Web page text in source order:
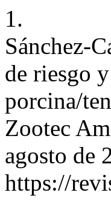
1.
Sánchez-
de riesgo
porcina/
Zootec
agosto de
https://